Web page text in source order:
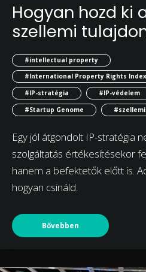
Hogyan hozd ki
szellemi
#intellectual property
#International Property Rights Index
#IP-stratégia
#IP-védelem
#Startup Genome
Egy jól átgondolt IP-stratégia
szolgáltatás értékesítésekor
hanem a befektetők előtt is.
hogyan csináld.
Bővebben